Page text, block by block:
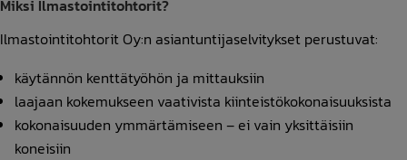
Miksi Ilmastointitohtorit?
Ilmastointitohtorit Oy:n asiantuntijaselvitykset perustuvat:
käytännön kenttätyöhön ja mittauksiin
laajaan kokemukseen vaativista kiinteistökokonaisuuksista
kokonaisuuden ymmärtämiseen – ei vain yksittäisiin
koneisiin